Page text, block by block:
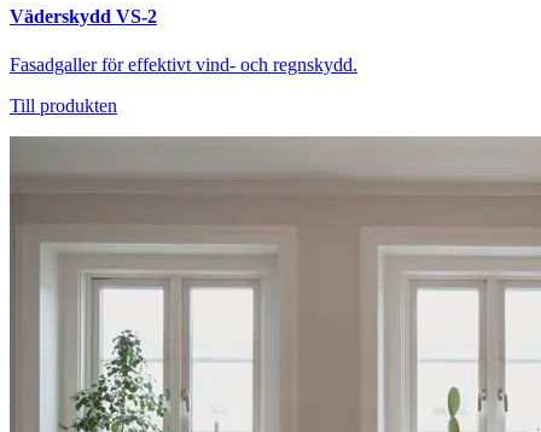
Väderskydd VS-2
Fasadgaller för effektivt vind- och regnskydd.
Till produkten